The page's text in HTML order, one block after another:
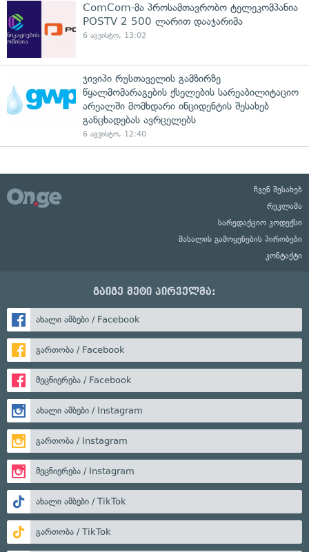
ComCom-მა პროსამთავრობო ტელეკომპანია
POSTV 2 500 ლარით დააჯარიმა
6 აგვისტო, 13:02
ჯივიპი რუსთაველის გამზირზე
წყალმომარაგების ქსელების სარეაბილიტაციო
არეალში მომხდარი ინციდენტის შესახებ
განცხადებას ავრცელებს
6 აგვისტო, 12:40
ჩვენ შესახებ
რეკლამა
სარედაქციო კოდექსი
მასალის გამოყენების პირობები
კონტაქტი
გაიგე მეტი პირველმა:
ახალი ამბები / Facebook
გართობა / Facebook
მეცნიერება / Facebook
ახალი ამბები / Instagram
გართობა / Instagram
მეცნიერება / Instagram
ახალი ამბები / TikTok
გართობა / TikTok